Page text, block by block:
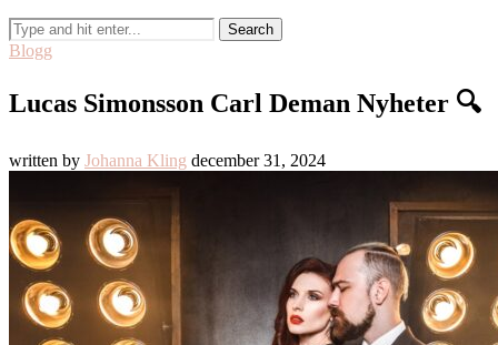
Blogg
Lucas Simonsson Carl Deman Nyheter 🔍
written by Johanna Kling december 31, 2024